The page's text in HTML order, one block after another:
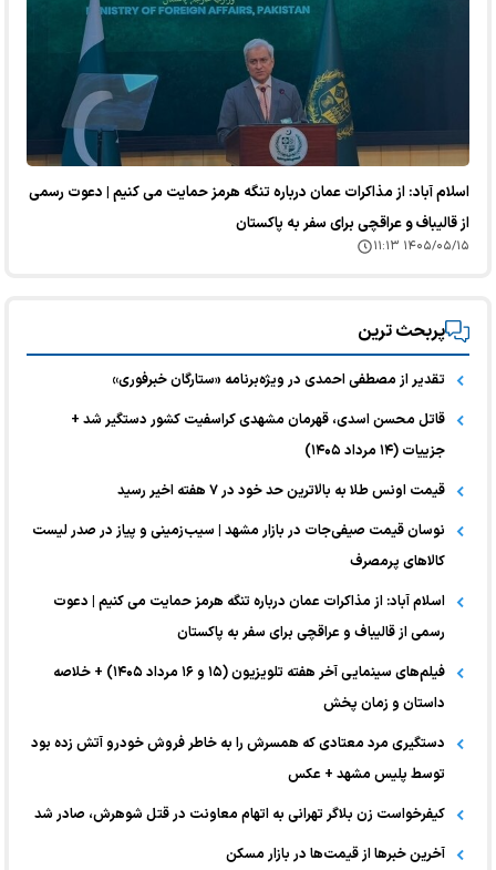
اسلام آباد: از مذاکرات عمان درباره تنگه هرمز حمایت می کنیم | دعوت رسمی
از قالیباف و عراقچی برای سفر به پاکستان
۱۴۰۵/۰۵/۱۵ ۱۱:۱۳
پربحث ترین
تقدیر از مصطفی احمدی در ویژه‌برنامه «ستارگان خبرفوری»
قاتل محسن اسدی، قهرمان مشهدی کراسفیت کشور دستگیر شد +
جزییات (۱۴ مرداد ۱۴۰۵)
قیمت اونس طلا به بالاترین حد خود در ۷ هفته اخیر رسید
نوسان قیمت صیفی‌جات در بازار مشهد | سیب‌زمینی و پیاز در صدر لیست
کالا‌های پرمصرف
اسلام آباد: از مذاکرات عمان درباره تنگه هرمز حمایت می کنیم | دعوت
رسمی از قالیباف و عراقچی برای سفر به پاکستان
فیلم‌های سینمایی آخر هفته تلویزیون (۱۵ و ۱۶ مرداد ۱۴۰۵) + خلاصه
داستان و زمان پخش
دستگیری مرد معتادی که همسرش را به خاطر فروش خودرو آتش زده بود
توسط پلیس مشهد + عکس
کیفرخواست زن بلاگر تهرانی به اتهام معاونت در قتل شوهرش، صادر شد
آخرین خبر‌ها از قیمت‌ها در بازار مسکن